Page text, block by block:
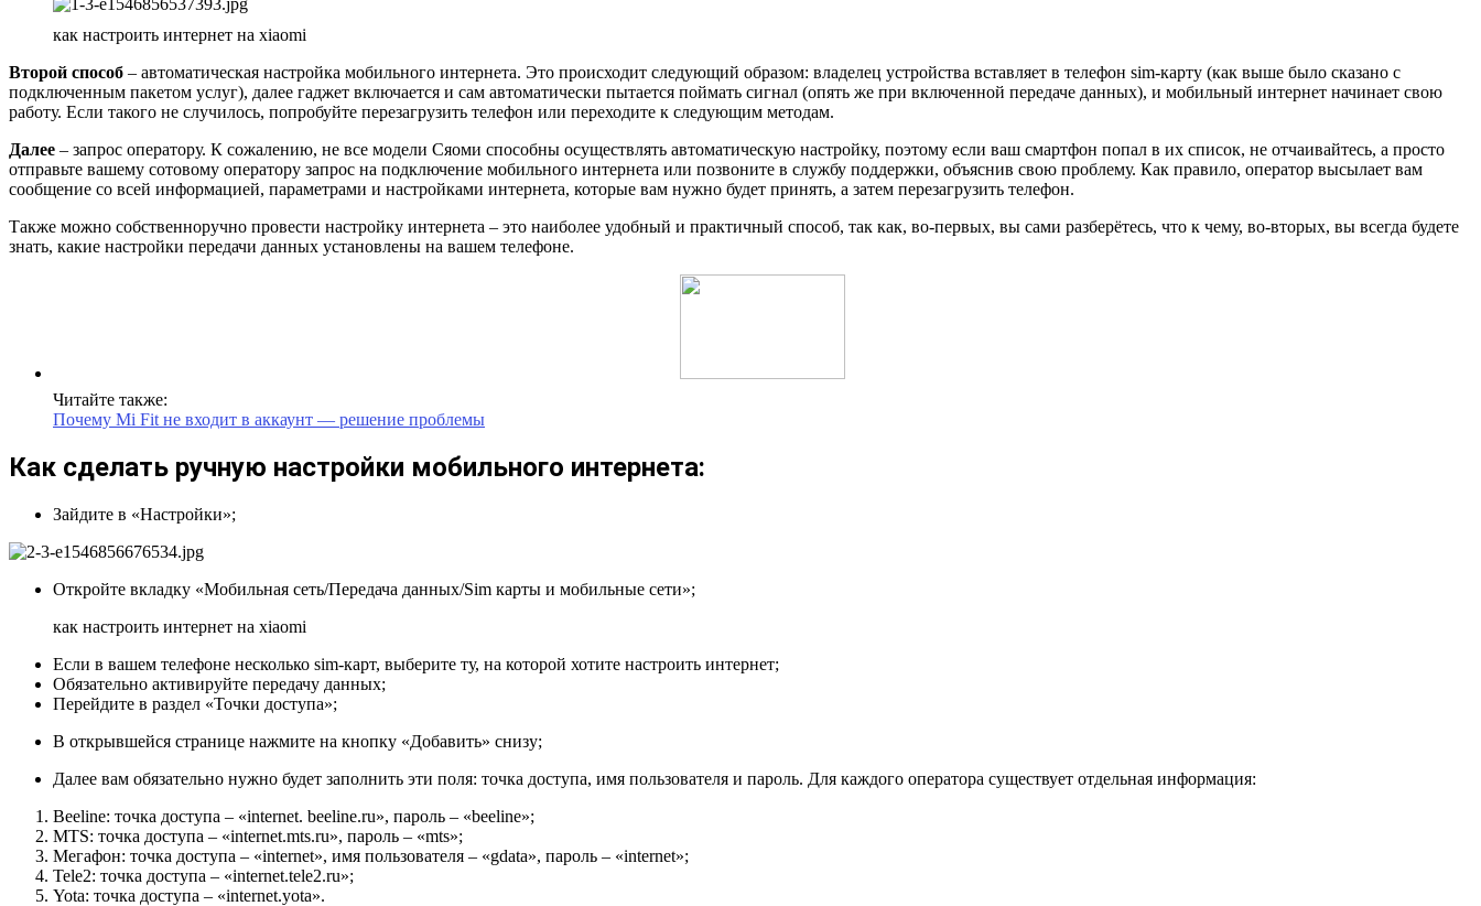
как настроить интернет на xiaomi
Второй способ – автоматическая настройка мобильного интернета. Это происходит следующий образом: владелец устройства вставляет в телефон sim-карту (как выше было сказано с
подключенным пакетом услуг), далее гаджет включается и сам автоматически пытается поймать сигнал (опять же при включенной передаче данных), и мобильный интернет начинает свою
работу. Если такого не случилось, попробуйте перезагрузить телефон или переходите к следующим методам.
Далее – запрос оператору. К сожалению, не все модели Сяоми способны осуществлять автоматическую настройку, поэтому если ваш смартфон попал в их список, не отчаивайтесь, а просто
отправьте вашему сотовому оператору запрос на подключение мобильного интернета или позвоните в службу поддержки, объяснив свою проблему. Как правило, оператор высылает вам
сообщение со всей информацией, параметрами и настройками интернета, которые вам нужно будет принять, а затем перезагрузить телефон.
Также можно собственноручно провести настройку интернета – это наиболее удобный и практичный способ, так как, во-первых, вы сами разберётесь, что к чему, во-вторых, вы всегда будете
знать, какие настройки передачи данных установлены на вашем телефоне.
Читайте также:
Почему Mi Fit не входит в аккаунт — решение проблемы
Как сделать ручную настройки мобильного интернета:
Зайдите в «Настройки»;
Откройте вкладку «Мобильная сеть/Передача данных/Sim карты и мобильные сети»;
как настроить интернет на xiaomi
Если в вашем телефоне несколько sim-карт, выберите ту, на которой хотите настроить интернет;
Обязательно активируйте передачу данных;
Перейдите в раздел «Точки доступа»;
В открывшейся странице нажмите на кнопку «Добавить» снизу;
Далее вам обязательно нужно будет заполнить эти поля: точка доступа, имя пользователя и пароль. Для каждого оператора существует отдельная информация:
Beeline: точка доступа – «internet. beeline.ru», пароль – «beeline»;
MTS: точка доступа – «internet.mts.ru», пароль – «mts»;
Мегафон: точка доступа – «internet», имя пользователя – «gdata», пароль – «internet»;
Tele2: точка доступа – «internet.tele2.ru»;
Yota: точка доступа – «internet.yota».